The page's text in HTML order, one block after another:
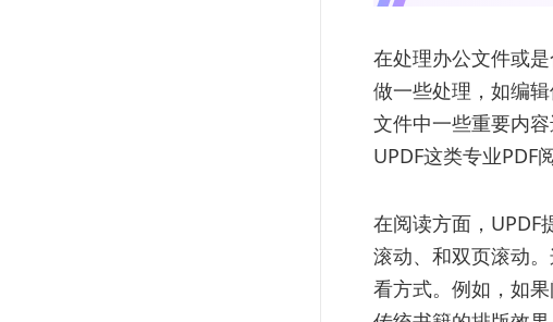
在处理办公文件或
做一些处理，如编
文件中一些重要内
UPDF这类专业PDF
在阅读方面，UPDF
滚动、和双页滚动
看方式。例如，如